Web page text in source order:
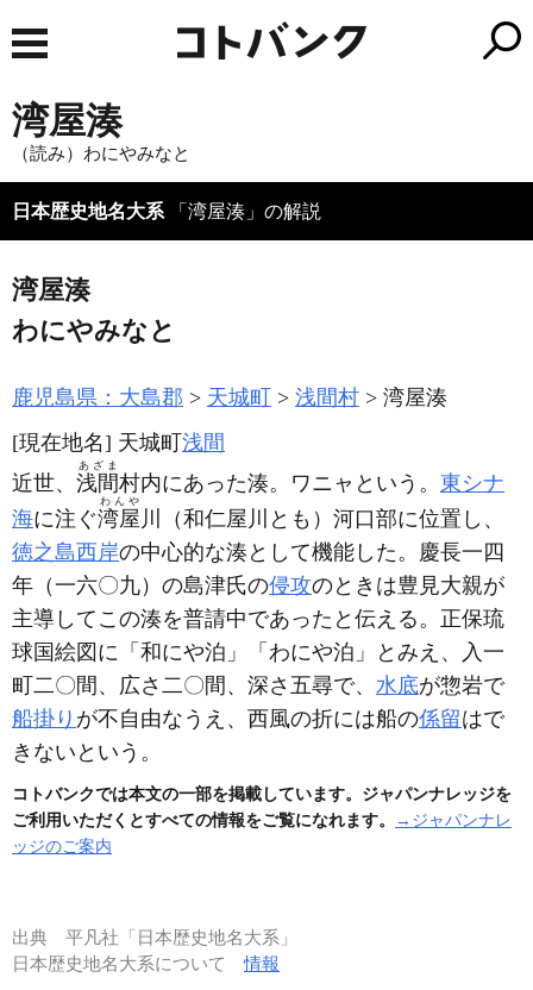
湾屋湊
（読み）わにやみなと
日本歴史地名大系 「湾屋湊」の解説
湾屋湊
わにやみなと
鹿児島県：大島郡 天城町 浅間村
湾屋湊
[現在地名] 天城町 浅間
近世、 浅間
あざま
村内にあった湊。ワニャという。 東シナ
海に注ぐ湾屋
わんや
川 （和仁屋川とも） 河口部に位置し、
徳之島西岸の中心的な湊として機能した。慶長一四
年 （一六〇九） の島津氏の侵攻のときは豊見大親が
主導してこの湊を普請中であったと伝える。正保琉
球国絵図に「和にや泊」「わにや泊」とみえ、入一
町二〇間、広さ二〇間、深さ五尋で、 水底が惣岩で
船掛り が不自由なうえ、西風の折には船の係留はで
きないという。
コトバンクでは本文の一部を掲載しています。ジャパンナレッジを
ご利用いただくとすべての情報をご覧になれます。
→ジャパンナレ
ッジのご案内
出典 平凡社「日本歴史地名大系」
日本歴史地名大系について情報